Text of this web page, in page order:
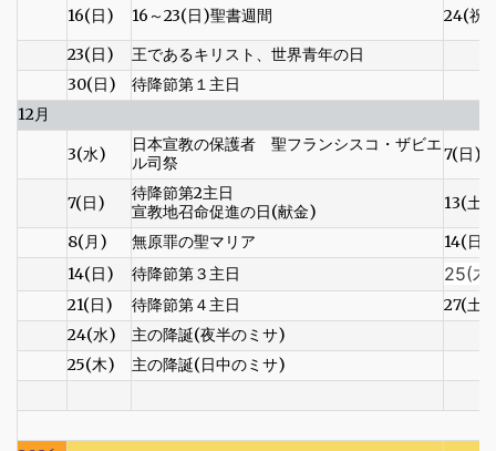
16(日)
16～23(日)聖書週間
24(祝)
23(日)
王であるキリスト、世界青年の日
30(日)
待降節第１主日
12月
3(水)
日本宣教の保護者 聖フランシスコ・ザビエ
ル司祭
7(日)
7(日)
待降節第2主日
宣教地召命促進の日(献金)
13(土)
8(月)
無原罪の聖マリア
14(日)
14(日)
待降節第３主日 25(木)
21(日) 待降節第４主日
27(土)
24(水)
主の降誕(夜半のミサ)
25(木)
主の降誕(日中のミサ)